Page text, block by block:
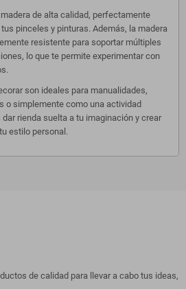
de alta calidad, perfectamente
pinceles y pinturas. Además, la madera
resistente para soportar múltiples
lo que te permite experimentar con
son ideales para manualidades,
o simplemente como una actividad
rienda suelta a tu imaginación y crear
estilo personal.
de calidad para llevar a cabo tus ideas,